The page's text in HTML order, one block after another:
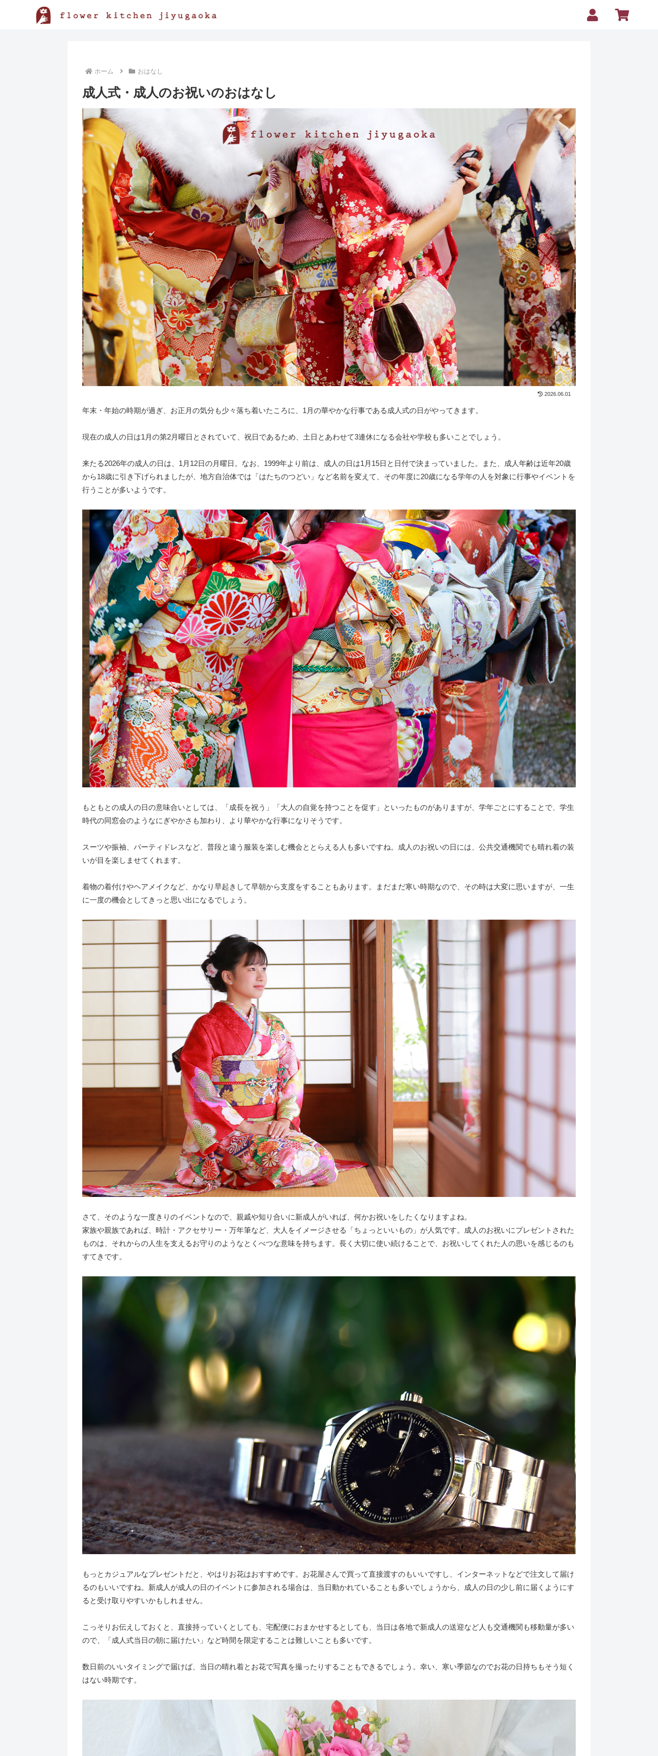
ホーム おはなし
成人式・成人のお祝いのおはなし
2026.06.01
年末・年始の時期が過ぎ、お正月の気分も少々落ち着いたころに、1月の華やかな行事である成人式の日がやってきます。
現在の成人の日は1月の第2月曜日とされていて、祝日であるため、土日とあわせて3連休になる会社や学校も多いことでしょう。
来たる2026年の成人の日は、1月12日の月曜日。なお、1999年より前は、成人の日は1月15日と日付で決まっていました。また、成人年齢は近年20歳
から18歳に引き下げられましたが、地方自治体では「はたちのつどい」など名前を変えて、その年度に20歳になる学年の人を対象に行事やイベントを
行うことが多いようです。
もともとの成人の日の意味合いとしては、「成長を祝う」「大人の自覚を持つことを促す」といったものがありますが、学年ごとにすることで、学生
時代の同窓会のようなにぎやかさも加わり、より華やかな行事になりそうです。
スーツや振袖、パーティドレスなど、普段と違う服装を楽しむ機会ととらえる人も多いですね。成人のお祝いの日には、公共交通機関でも晴れ着の装
いが目を楽しませてくれます。
着物の着付けやヘアメイクなど、かなり早起きして早朝から支度をすることもあります。まだまだ寒い時期なので、その時は大変に思いますが、一生
に一度の機会としてきっと思い出になるでしょう。
さて、そのような一度きりのイベントなので、親戚や知り合いに新成人がいれば、何かお祝いをしたくなりますよね。
家族や親族であれば、時計・アクセサリー・万年筆など、大人をイメージさせる「ちょっといいもの」が人気です。成人のお祝いにプレゼントされた
ものは、それからの人生を支えるお守りのようなとくべつな意味を持ちます。長く大切に使い続けることで、お祝いしてくれた人の思いを感じるのも
すてきです。
もっとカジュアルなプレゼントだと、やはりお花はおすすめです。お花屋さんで買って直接渡すのもいいですし、インターネットなどで注文して届け
るのもいいですね。新成人が成人の日のイベントに参加される場合は、当日動かれていることも多いでしょうから、成人の日の少し前に届くようにす
ると受け取りやすいかもしれません。
こっそりお伝えしておくと、直接持っていくとしても、宅配便におまかせするとしても、当日は各地で新成人の送迎など人も交通機関も移動量が多い
ので、「成人式当日の朝に届けたい」など時間を限定することは難しいことも多いです。
数日前のいいタイミングで届けば、当日の晴れ着とお花で写真を撮ったりすることもできるでしょう。幸い、寒い季節なのでお花の日持ちもそう短く
はない時期です。